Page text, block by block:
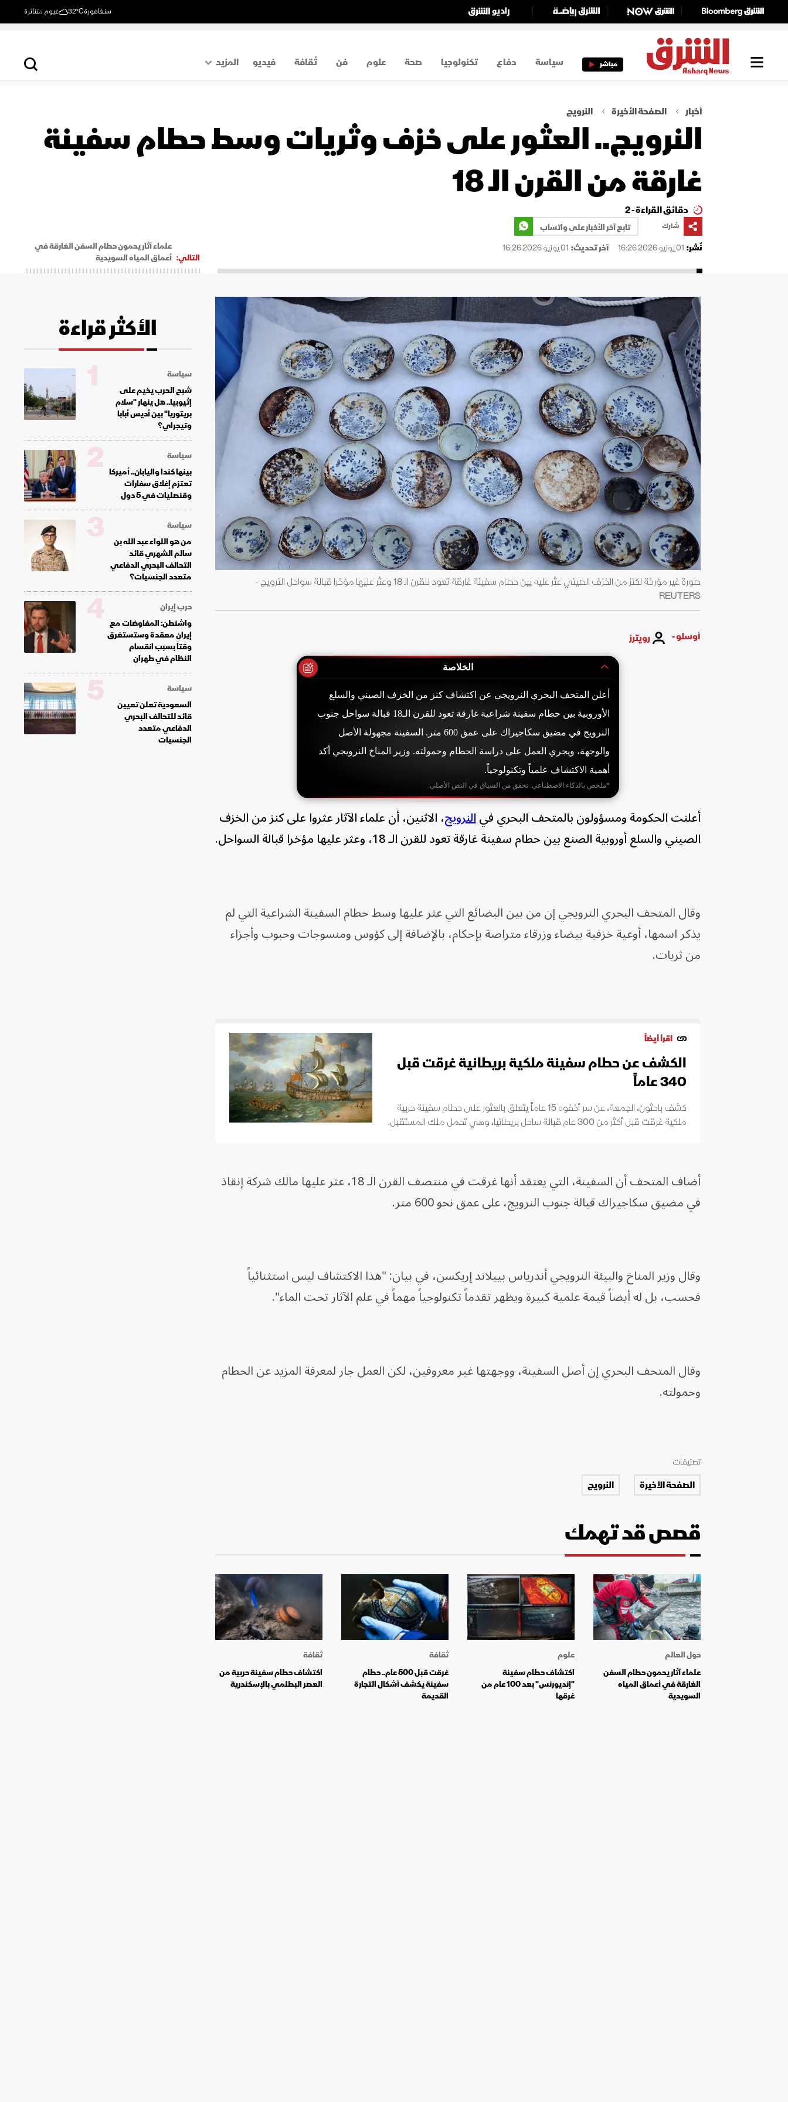
سنغافورة32°C غيوم متناثرة
مباشر سياسة دفاع تكنولوجيا صحة علوم فن ثقافة فيديو
المزيد
اقتصاد
أخبار الصفحة الأخيرة النرويج
النرويج.. العثور على خزف وثريات وسط حطام سفينة
غارقة من القرن الـ 18
دقائق القراءة - 2
شارك
تابع آخر الأخبار على واتساب
نُشر: 01 يونيو 2026 16:26 آخر تحديث: 01 يونيو 2026 16:26
التالي:
علماء آثار يحمون حطام السفن الغارقة في
أعماق المياه السويدية
صورة غير مؤرخة لكنز ⁠من الخزف ‌الصيني عثر عليه بين حطام سفينة غارقة تعود للقرن الـ 18 وعثر عليها مؤخرا قبالة سواحل النرويج -
REUTERS
أوسلو - رويترز
الخلاصة
أعلن المتحف البحري النرويجي عن اكتشاف كنز من الخزف الصيني والسلع
الأوروبية بين حطام سفينة شراعية غارقة تعود للقرن الـ18 قبالة سواحل جنوب
النرويج في مضيق سكاجيراك على عمق 600 متر. السفينة مجهولة الأصل
والوجهة، ويجري العمل على دراسة الحطام وحمولته. وزير المناخ النرويجي أكد
أهمية الاكتشاف علمياً وتكنولوجياً.
*ملخص بالذكاء الاصطناعي. تحقق من السياق في النص الأصلي.
​أعلنت الحكومة ومسؤولون بالمتحف البحري فيالنرويج، الاثنين، أن علماء الآثار عثروا على كنز ⁠من الخزف
‌الصيني والسلع أوروبية الصنع بين حطام سفينة ​غارقة تعود للقرن الـ 18، وعثر عليها مؤخرا قبالة السواحل.
وقال المتحف ⁠البحري النرويجي إن من بين البضائع التي عثر عليها وسط حطام السفينة الشراعية التي ​لم
يذكر اسمها، أوعية خزفية بيضاء وزرقاء متراصة بإحكام، بالإضافة إلى كؤوس ومنسوجات وحبوب ⁠وأجزاء
من ثريات.
اقرأ أيضاً
الكشف عن حطام سفينة ملكية بريطانية غرقت قبل
340 عاماً
كشف باحثون، الجمعة، عن سر أخفوه 15 عاماً يتعلق بالعثور على حطام سفينة حربية
ملكية غرقت قبل أكثر من 300 عام قبالة ساحل بريطانيا، وهي تحمل ملك المستقبل.
أضاف المتحف أن السفينة، ​التي ​يعتقد أنها غرقت في منتصف القرن الـ 18، عثر ‌عليها مالك شركة إنقاذ
في ​مضيق سكاجيراك قبالة جنوب النرويج، على ⁠عمق نحو 600 متر.
وقال ​وزير المناخ والبيئة ⁠النرويجي ‌أندرياس بييلاند إريكسن، في بيان: "هذا الاكتشاف ليس استثنائياً
فحسب، بل له أيضاً قيمة ‌علمية كبيرة ويظهر تقدماً تكنولوجياً مهماً في علم الآثار تحت الماء".
وقال المتحف البحري إن أصل السفينة، ووجهتها ​غير معروفين، لكن العمل جار لمعرفة المزيد عن الحطام
وحمولته.
تصنيفات
الصفحة الأخيرة النرويج
قصص قد تهمك
حول العالم
علماء آثار يحمون حطام السفن
الغارقة في أعماق المياه
السويدية
علوم
اكتشاف حطام سفينة
"إنديورنس" بعد 100 عام من
غرقها
ثقافة
غرقت قبل 500 عام.. حطام
سفينة يكشف أشكال التجارة
القديمة
ثقافة
اكتشاف حطام سفينة حربية من
العصر البطلمي بالإسكندرية
الأكثر قراءة
سياسة
شبح الحرب يخيم على
إثيوبيا.. هل ينهار "سلام
بريتوريا" بين أديس أبابا
وتيجراي؟
1
سياسة
بينها كندا واليابان.. أميركا
تعتزم إغلاق سفارات
وقنصليات في 5 دول
2
سياسة
من هو اللواء عبد الله بن
سالم الشهري قائد
التحالف البحري الدفاعي
متعدد الجنسيات؟
3
حرب إيران
واشنطن: المفاوضات مع
إيران معقدة وستستغرق
وقتاً بسبب انقسام
النظام في طهران
4
سياسة
السعودية تعلن تعيين
قائد للتحالف البحري
الدفاعي متعدد
الجنسيات
5